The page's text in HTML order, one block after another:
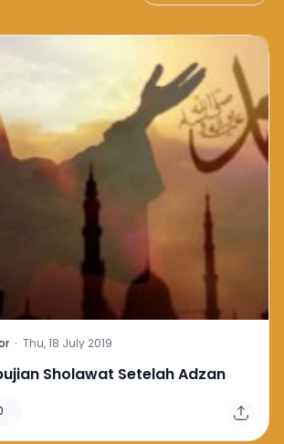
· Thu, 18 July 2019
Sholawat Setelah Adzan